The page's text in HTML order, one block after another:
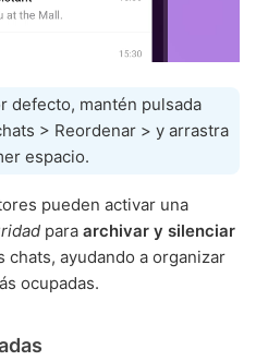
defecto, mantén pulsada
> Reordenar > y arrastra
espacio.
pueden activar una
para archivar y silenciar
ayudando a organizar
ocupadas.